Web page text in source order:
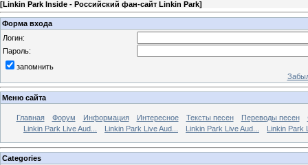
[Linkin Park Inside - Российский фан-сайт Linkin Park]
Форма входа
Логин:
Пароль:
запомнить
Меню сайта
Главная Форум Информация Интересное Тексты песен Переводы песен
Linkin Park Live Aud...
Linkin Park Live Aud... Linkin Park Live Aud... Linkin Park
Categories